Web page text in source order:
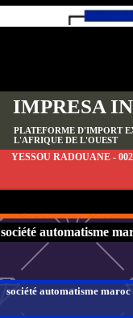
IMPRESA
PLATEFORME D'IMPORT
L'AFRIQUE DE L'OUEST
YESSOU RADOUANE -
société automatisme
société automatisme maroc